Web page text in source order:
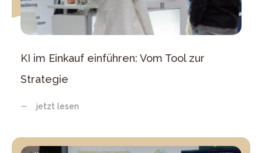
KI im Einkauf einführen: Vom Tool zur
Strategie
jetzt lesen